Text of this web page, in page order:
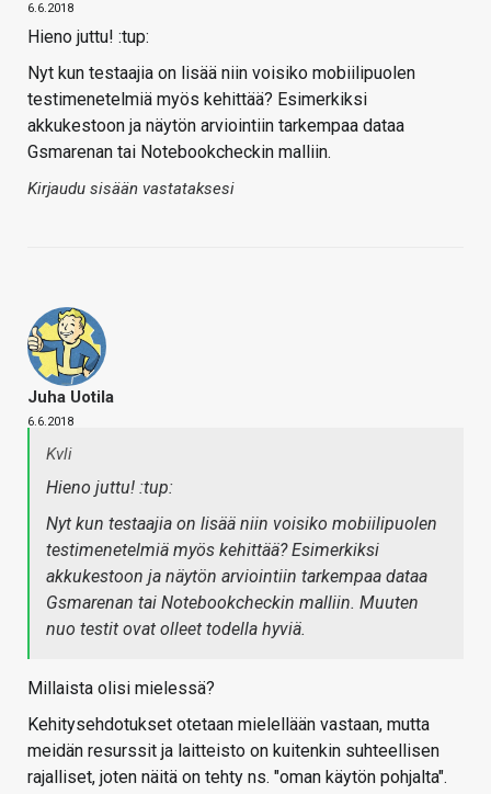
6.6.2018
Hieno juttu! :tup:
Nyt kun testaajia on lisää niin voisiko mobiilipuolen
testimenetelmiä myös kehittää? Esimerkiksi
akkukestoon ja näytön arviointiin tarkempaa dataa
Gsmarenan tai Notebookcheckin malliin.
Kirjaudu sisään vastataksesi
Juha Uotila
6.6.2018
Kvli
Hieno juttu! :tup:
Nyt kun testaajia on lisää niin voisiko mobiilipuolen
testimenetelmiä myös kehittää? Esimerkiksi
akkukestoon ja näytön arviointiin tarkempaa dataa
Gsmarenan tai Notebookcheckin malliin. Muuten
nuo testit ovat olleet todella hyviä.
Millaista olisi mielessä?
Kehitysehdotukset otetaan mielellään vastaan, mutta
meidän resurssit ja laitteisto on kuitenkin suhteellisen
rajalliset, joten näitä on tehty ns. "oman käytön pohjalta".